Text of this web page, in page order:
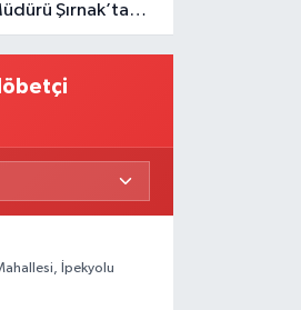
Şırnak’ta
İpekyolu